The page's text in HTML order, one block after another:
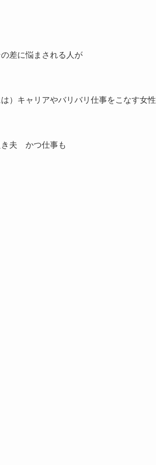
差に悩まされる人が
）キャリアやバリバリ仕事をこなす女性
き夫 かつ仕事も